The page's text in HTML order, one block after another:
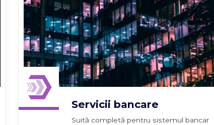
Servicii bancare
Suită completă pentru sistemul bancar